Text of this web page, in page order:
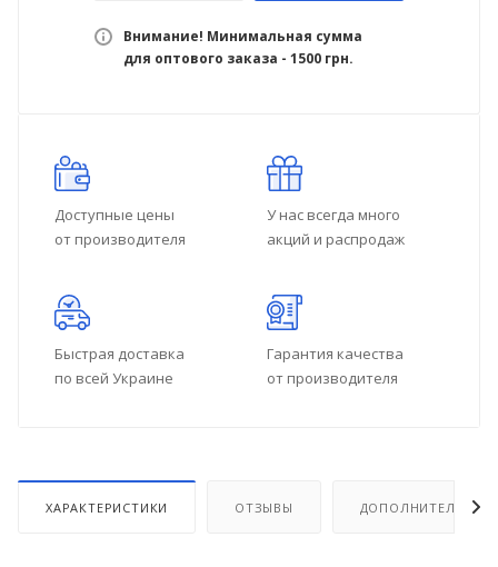
Внимание! Минимальная сумма
для оптового заказа - 1500 грн.
Доступные цены
от производителя
У нас всегда много
акций и распродаж
Быстрая доставка
по всей Украине
Гарантия качества
от производителя
ХАРАКТЕРИСТИКИ ОТЗЫВЫ ДОПОЛНИТЕЛЬНО